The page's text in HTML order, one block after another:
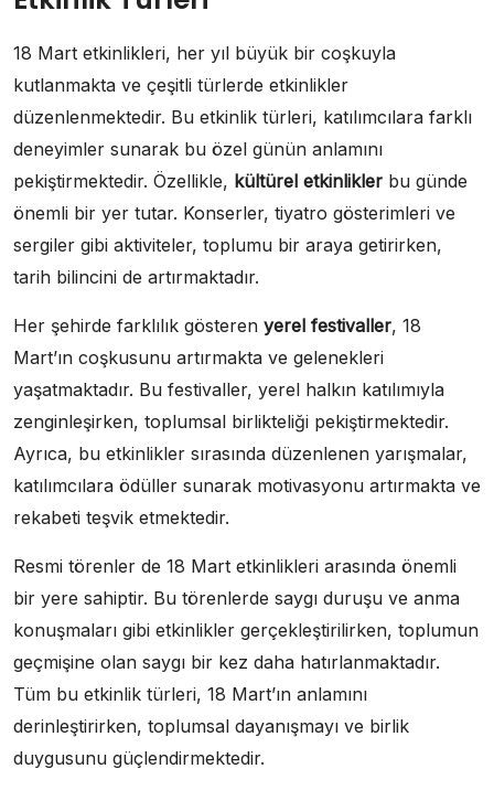
18 Mart etkinlikleri, her yıl büyük bir coşkuyla
kutlanmakta ve çeşitli türlerde etkinlikler
düzenlenmektedir. Bu etkinlik türleri, katılımcılara farklı
deneyimler sunarak bu özel günün anlamını
pekiştirmektedir. Özellikle, kültürel etkinlikler bu günde
önemli bir yer tutar. Konserler, tiyatro gösterimleri ve
sergiler gibi aktiviteler, toplumu bir araya getirirken,
tarih bilincini de artırmaktadır.
Her şehirde farklılık gösteren yerel festivaller, 18
Mart’ın coşkusunu artırmakta ve gelenekleri
yaşatmaktadır. Bu festivaller, yerel halkın katılımıyla
zenginleşirken, toplumsal birlikteliği pekiştirmektedir.
Ayrıca, bu etkinlikler sırasında düzenlenen yarışmalar,
katılımcılara ödüller sunarak motivasyonu artırmakta ve
rekabeti teşvik etmektedir.
Resmi törenler de 18 Mart etkinlikleri arasında önemli
bir yere sahiptir. Bu törenlerde saygı duruşu ve anma
konuşmaları gibi etkinlikler gerçekleştirilirken, toplumun
geçmişine olan saygı bir kez daha hatırlanmaktadır.
Tüm bu etkinlik türleri, 18 Mart’ın anlamını
derinleştirirken, toplumsal dayanışmayı ve birlik
duygusunu güçlendirmektedir.